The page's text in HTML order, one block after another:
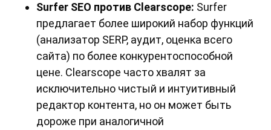
Surfer SEO против Clearscope: Surfer
предлагает более широкий набор функций
(анализатор SERP, аудит, оценка всего
сайта) по более конкурентоспособной
цене. Clearscope часто хвалят за
исключительно чистый и интуитивный
редактор контента, но он может быть
дороже при аналогичной